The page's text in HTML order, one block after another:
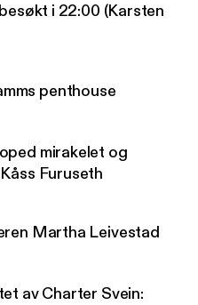
i 22:00 (Karsten
penthouse
mirakelet og
Furuseth
Martha Leivestad
av Charter Svein: